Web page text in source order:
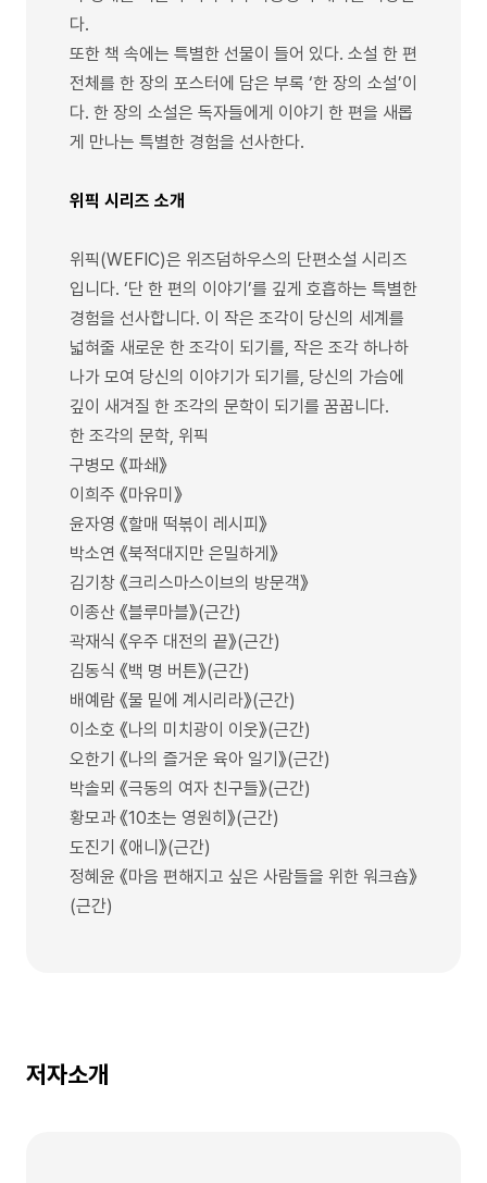
다.
또한 책 속에는 특별한 선물이 들어 있다. 소설 한 편
전체를 한 장의 포스터에 담은 부록 ‘한 장의 소설’이
다. 한 장의 소설은 독자들에게 이야기 한 편을 새롭
게 만나는 특별한 경험을 선사한다.
위픽 시리즈 소개
위픽(WEFIC)은 위즈덤하우스의 단편소설 시리즈
입니다. ‘단 한 편의 이야기’를 깊게 호흡하는 특별한
경험을 선사합니다. 이 작은 조각이 당신의 세계를
넓혀줄 새로운 한 조각이 되기를, 작은 조각 하나하
나가 모여 당신의 이야기가 되기를, 당신의 가슴에
깊이 새겨질 한 조각의 문학이 되기를 꿈꿉니다.
한 조각의 문학, 위픽
구병모 《파쇄》
이희주 《마유미》
윤자영 《할매 떡볶이 레시피》
박소연 《북적대지만 은밀하게》
김기창 《크리스마스이브의 방문객》
이종산 《블루마블》(근간)
곽재식 《우주 대전의 끝》(근간)
김동식 《백 명 버튼》(근간)
배예람 《물 밑에 계시리라》(근간)
이소호 《나의 미치광이 이웃》(근간)
오한기 《나의 즐거운 육아 일기》(근간)
박솔뫼 《극동의 여자 친구들》(근간)
황모과 《10초는 영원히》(근간)
도진기 《애니》(근간)
정혜윤 《마음 편해지고 싶은 사람들을 위한 워크숍》
(근간)
저자소개